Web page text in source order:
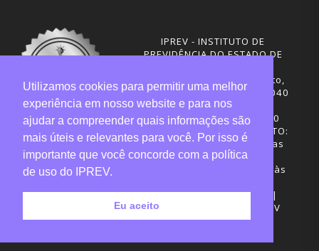
IPREV - INSTITUTO DE
PREVIDÊNCIA DO ESTADO DE
Rua Visconde de Ouro Preto,
291 – Centro - CEP: 88020-040
Florianópolis - SC
Telefones: (48) 3665-4600
HORÁRIO DE FUNCIONAMENTO:
Central de Atendimento: das
12h30 às 18h
Sede administrativa: 7h30 às
Desenvolvimento: CIASC |
Gestão do conteúdo: IPREV
Utilizamos cookies para permitir uma melhor
experiência em nosso website e para nos
ajudar a compreender quais informações são
mais úteis e relevantes para você. Por isso é
importante que você concorde com a política
de uso do IPREV.
Eu aceito